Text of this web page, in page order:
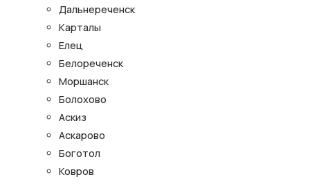
Дальнереченск
Карталы
Елец
Белореченск
Моршанск
Болохово
Аскиз
Аскарово
Боготол
Ковров